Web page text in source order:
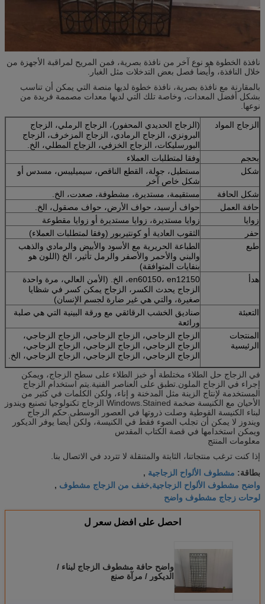
نافذة الخطوة هو نوع آخر من نافذة بصرية، فمن المريح لمراقبة الأجهزة من
خلال النافذة، وأيضا فصل بعض التدخلات مثل الغبار.
بالمقارنة مع نافذة بصرية، نافذة خطوة لديها منصة التي يمكن أن تناسب
بشكل أفضل المعدات، وخاصة تلك التي لديها معدات مصممة فريدة من
نوعها.
الزجاج المواد
(الزجاج الحديدي المحفور)، الزجاج الرملي، الزجاج
البرونزي، الزجاج الرمادي، الزجاج المزخرف، الزجاج
البورسليكات، الزجاج الخزفي، الزجاج المطلي، الخ.
بحجم
وفقا لمتطلبات العملاء
شكل
مستطيل، جولة، القطع الناقص، سيميليبس، مسدس أو
شكل خاص آخر
شكل الحافة
مستقيمة، مستديرة، مشطوفة، صعدت، الخ.
حافة العمل
حواف أرسيد، حواف الأرض، حواف مصقول، الخ.
زوايا
زوايا مستديرة، زوايا مستديرة أو زوايا مقطوعة
حفر
الثقوب العادية أو كونتيربور (وفقا لمتطلبات العملاء)
طبع
الطباعة الحريرية مع الأسود والأبيض والرمادي والذهب
والبني والأحمر والأصفر والرمل تأثير، الخ (اللون هو
بنفايات المتوافقة)
هدأ
en60150، en12150، الخ. (الأمن العالي، مرة واحدة
الزجاج يحدث الكسر، الزجاج يمكن كسر في شظايا
صغيرة، والتي هي غير ضارة لجسم الإنسان)
التعبئة
صناديق الخشب الرقائقي مع ورقة البينية التي هي صلبة
ورائعة
المنتجات
الرئيسية
الزجاج الزجاجي، الزجاج الزجاجي، الزجاج الزجاجي،
الزجاج الزجاجي، الزجاج الزجاجي، الزجاج الزجاجي،
الزجاج الزجاجي، الزجاج الزجاجي، الزجاج الزجاجي، الخ.
في الزجاج حل الطلاء مختلطة أو خبز الطلاء على سطح الزجاج، ويمكن
إجراء في الزجاج الملون.تطبق على العناصر الفنية.يتم استخدام الزجاج
المستخدمة لإنتاج الزينة مثل المدخنة و إناء، ولكن الكلمات في كثير من
الأحيان مع الكنيسة ضخمة Windows.Stained الزجاج تكنولوجيا تصنيع ويندوز
لبناء الكنيسة القوطية وصلت ذروتها في العصور الوسطى.حكم الزجاج
ويندوز لا يمكن أن تجلب الضوء فقط في الكنيسة، ولكن أيضا يوفر الديكور
ويمكن استخدامها في قصة الكتاب المقدس
معلومات المنتج
إذا كنت ترغب منتجاتنا، الثابتة والمتنقلة لا تتردد في الاتصال بنا.
بطاقة: مشطوف الألواح الزجاجية ,
واضح مشطوف الألواح الزجاجية,خفف من الزجاج مشطوف ,
لوحات زجاج مشطوف واضح
احصل على افضل سعر ل
واضح حافة مشطوف الزجاج لبناء /
الديكور / مرآة صنع